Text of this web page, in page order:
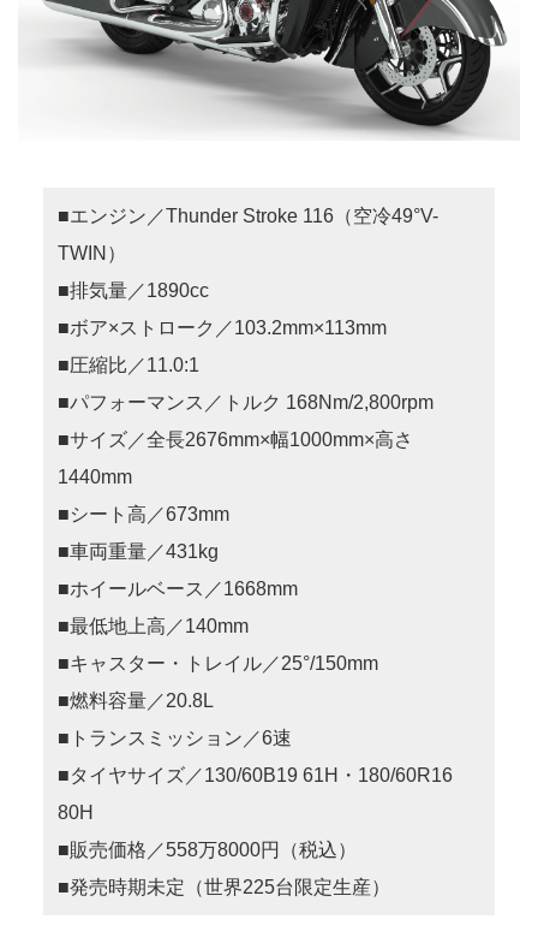
■エンジン／Thunder Stroke 116（空冷49°V-
TWIN）
■排気量／1890cc
■ボア×ストローク／103.2mm×113mm
■圧縮比／11.0:1
■パフォーマンス／トルク 168Nm/2,800rpm
■サイズ／全長2676mm×幅1000mm×高さ
1440mm
■シート高／673mm
■車両重量／431kg
■ホイールベース／1668mm
■最低地上高／140mm
■キャスター・トレイル／25°/150mm
■燃料容量／20.8L
■トランスミッション／6速
■タイヤサイズ／130/60B19 61H・180/60R16
80H
■販売価格／558万8000円（税込）
■発売時期未定（世界225台限定生産）